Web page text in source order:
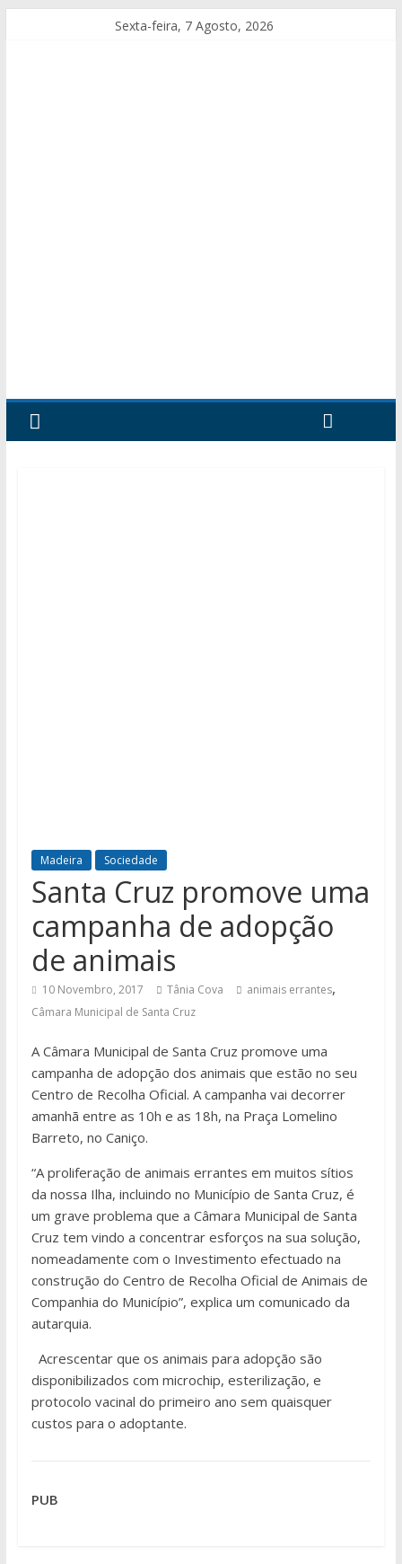
Sexta-feira, 7 Agosto, 2026
Madeira Sociedade
Santa Cruz promove uma
campanha de adopção
de animais
10 Novembro, 2017 Tânia Cova animais errantes,
Câmara Municipal de Santa Cruz
A Câmara Municipal de Santa Cruz promove uma
campanha de adopção dos animais que estão no seu
Centro de Recolha Oficial. A campanha vai decorrer
amanhã entre as 10h e as 18h, na Praça Lomelino
Barreto, no Caniço.
“A proliferação de animais errantes em muitos sítios
da nossa Ilha, incluindo no Município de Santa Cruz, é
um grave problema que a Câmara Municipal de Santa
Cruz tem vindo a concentrar esforços na sua solução,
nomeadamente com o Investimento efectuado na
construção do Centro de Recolha Oficial de Animais de
Companhia do Município”, explica um comunicado da
autarquia.
Acrescentar que os animais para adopção são
disponibilizados com microchip, esterilização, e
protocolo vacinal do primeiro ano sem quaisquer
custos para o adoptante.
PUB